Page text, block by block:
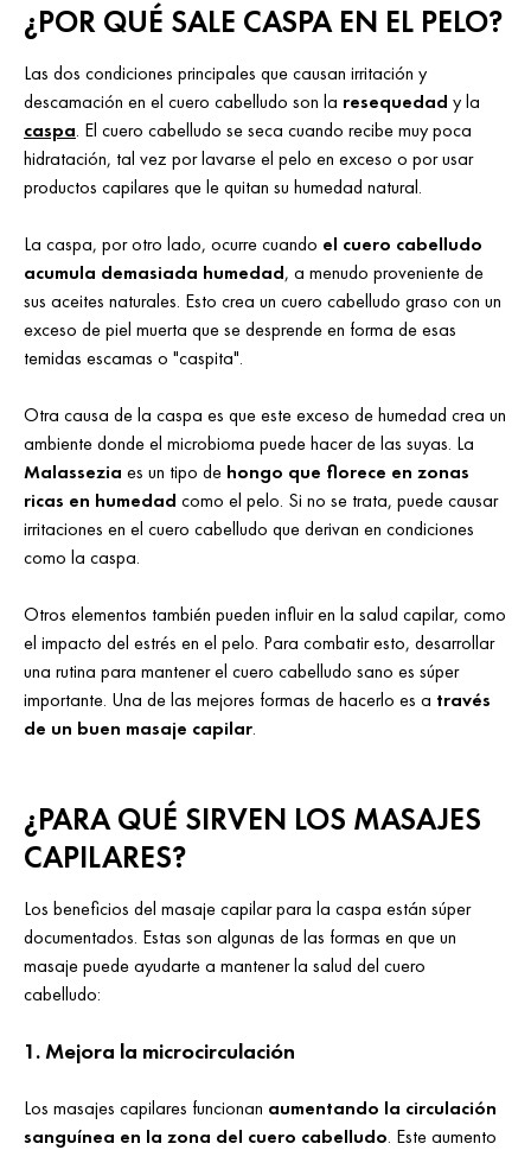
¿POR QUÉ SALE CASPA EN EL PELO?
Las dos condiciones principales que causan irritación y
descamación en el cuero cabelludo son la resequedad y la
caspa. El cuero cabelludo se seca cuando recibe muy poca
hidratación, tal vez por lavarse el pelo en exceso o por usar
productos capilares que le quitan su humedad natural.
La caspa, por otro lado, ocurre cuando el cuero cabelludo
acumula demasiada humedad, a menudo proveniente de
sus aceites naturales. Esto crea un cuero cabelludo graso con un
exceso de piel muerta que se desprende en forma de esas
temidas escamas o "caspita".
Otra causa de la caspa es que este exceso de humedad crea un
ambiente donde el microbioma puede hacer de las suyas. La
Malassezia es un tipo de hongo que florece en zonas
ricas en humedad como el pelo. Si no se trata, puede causar
irritaciones en el cuero cabelludo que derivan en condiciones
como la caspa.
Otros elementos también pueden influir en la salud capilar, como
el impacto del estrés en el pelo. Para combatir esto, desarrollar
una rutina para mantener el cuero cabelludo sano es súper
importante. Una de las mejores formas de hacerlo es a través
de un buen masaje capilar.
¿PARA QUÉ SIRVEN LOS MASAJES
CAPILARES?
Los beneficios del masaje capilar para la caspa están súper
documentados. Estas son algunas de las formas en que un
masaje puede ayudarte a mantener la salud del cuero
cabelludo:
1. Mejora la microcirculación
Los masajes capilares funcionan aumentando la circulación
sanguínea en la zona del cuero cabelludo. Este aumento